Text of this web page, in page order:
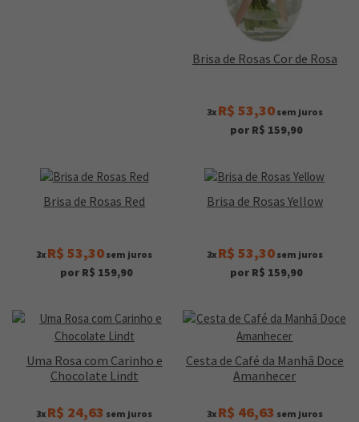
Brisa de Rosas Cor de Rosa
3x R$ 53,30sem juros
por R$ 159,90
Brisa de Rosas Red
3x R$ 53,30 sem juros
por R$ 159,90
Brisa de Rosas Yellow
3x R$ 53,30sem juros
por R$ 159,90
Uma Rosa com Carinho e
Chocolate Lindt
3x R$ 24,63 sem juros
Cesta de Café da Manhã Doce
Amanhecer
3x R$ 46,63 sem juros